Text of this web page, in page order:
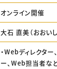
オンライン開催
大石 直美（おおい
・Webディレクタ
ー、Web担当者な